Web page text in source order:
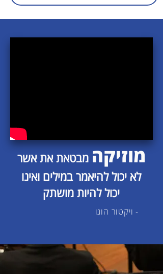
מוזיקה מבטאת את אשר
לא יכול להיאמר במילים ואינו
יכול להיות מושתק
- ויקטור הוגו